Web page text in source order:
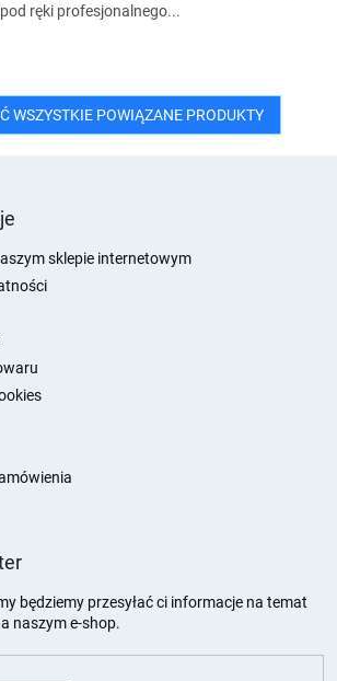
ręki profesjonalnego...
WSZYSTKIE POWIĄZANE PRODUKTY
sklepie internetowym
będziemy przesyłać ci informacje na temat
naszym e-shop.